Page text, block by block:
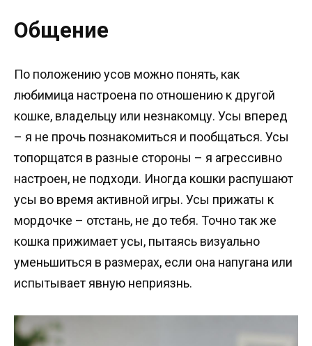
Общение
По положению усов можно понять, как
любимица настроена по отношению к другой
кошке, владельцу или незнакомцу. Усы вперед
– я не прочь познакомиться и пообщаться. Усы
топорщатся в разные стороны – я агрессивно
настроен, не подходи. Иногда кошки распушают
усы во время активной игры. Усы прижаты к
мордочке – отстань, не до тебя. Точно так же
кошка прижимает усы, пытаясь визуально
уменьшиться в размерах, если она напугана или
испытывает явную неприязнь.